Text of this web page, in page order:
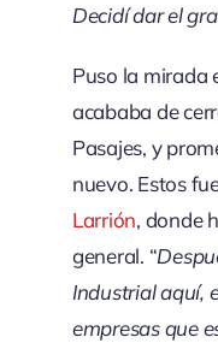
Decidí dar el
Puso la mirada
acababa de
Pasajes, y
nuevo. Estos
Larrión, donde
general. “
Industrial aquí,
empresas que